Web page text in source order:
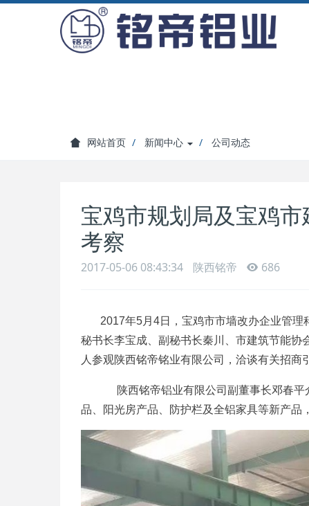
网站首页 新闻中心 公司动态
宝鸡市规划局及宝鸡
考察
2017-05-06 08:43:34 陕西铭帝 686
2017年5月 4日，宝鸡市市墙改办企业管
秘书长李宝成、副秘书长秦川、市建筑节能
人参观陕西铭帝铭业有限公司，洽谈有关招商
陕西铭帝铝业有限公司副董事长邓春
品、阳光房产品、防护栏及全铝家具等新产